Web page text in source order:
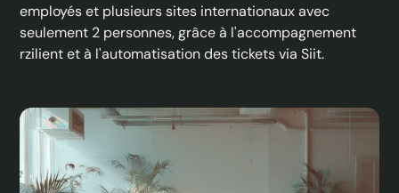
employés et plusieurs sites internationaux avec
seulement 2 personnes, grâce à l'accompagnement
rzilient et à l'automatisation des tickets via Siit.